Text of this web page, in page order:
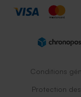
Conditions
Protection